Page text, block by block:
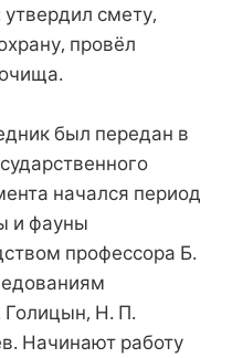
смету,
провёл
был передан в
начался период
и фауны
профессора Б.
Голицын, Н. П.
Начинают работу